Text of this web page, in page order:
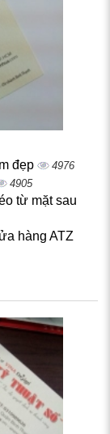
đẹp 4976
4905
từ mặt sau
hàng ATZ